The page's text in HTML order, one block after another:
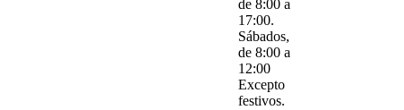
de 8:00 a
17:00.
Sábados,
de 8:00 a
12:00
Excepto
festivos.